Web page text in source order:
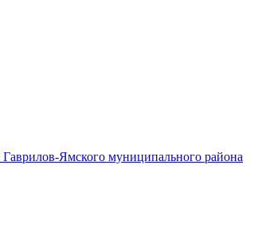
Ямского муниципального района